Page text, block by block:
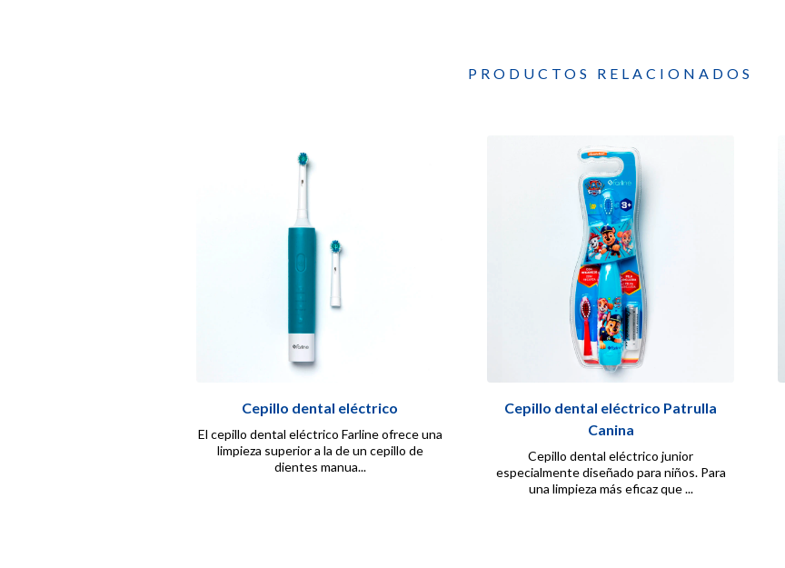
PRODUCTOS RELACIONADOS
Cepillo dental eléctrico
El cepillo dental eléctrico Farline ofrece una
limpieza superior a la de un cepillo de
dientes manua...
Cepillo dental eléctrico Patrulla
Canina
Cepillo dental eléctrico junior
especialmente diseñado para niños. Para
una limpieza más eficaz que ...